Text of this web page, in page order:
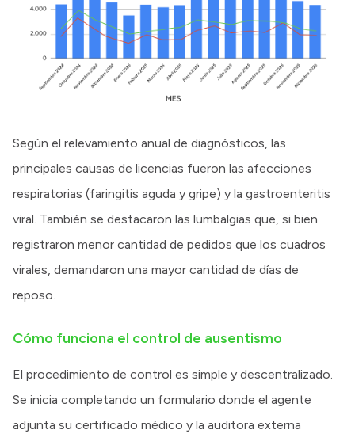
Según el relevamiento anual de diagnósticos, las
principales causas de licencias fueron las afecciones
respiratorias (faringitis aguda y gripe) y la gastroenteritis
viral. También se destacaron las lumbalgias que, si bien
registraron menor cantidad de pedidos que los cuadros
virales, demandaron una mayor cantidad de días de
reposo.
Cómo funciona el control de ausentismo
El procedimiento de control es simple y descentralizado.
Se inicia completando un formulario donde el agente
adjunta su certificado médico y la auditora externa